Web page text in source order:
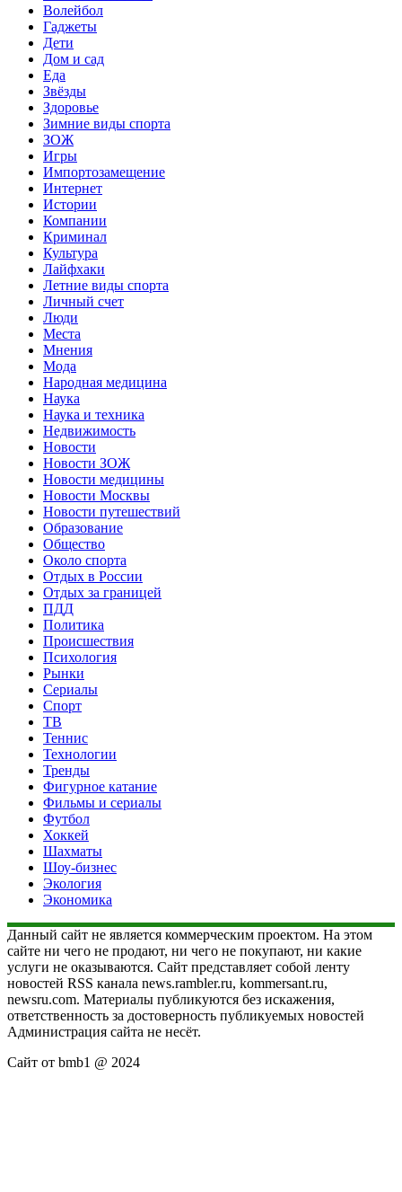
Волейбол
Гаджеты
Дети
Дом и сад
Еда
Звёзды
Здоровье
Зимние виды спорта
ЗОЖ
Игры
Импортозамещение
Интернет
Истории
Компании
Криминал
Культура
Лайфхаки
Летние виды спорта
Личный счет
Люди
Места
Мнения
Мода
Народная медицина
Наука
Наука и техника
Недвижимость
Новости
Новости ЗОЖ
Новости медицины
Новости Москвы
Новости путешествий
Образование
Общество
Около спорта
Отдых в России
Отдых за границей
ПДД
Политика
Происшествия
Психология
Рынки
Сериалы
Спорт
ТВ
Теннис
Технологии
Тренды
Фигурное катание
Фильмы и сериалы
Футбол
Хоккей
Шахматы
Шоу-бизнес
Экология
Экономика
Данный сайт не является коммерческим проектом. На этом
сайте ни чего не продают, ни чего не покупают, ни какие
услуги не оказываются. Сайт представляет собой ленту
новостей RSS канала news.rambler.ru, kommersant.ru,
newsru.com. Материалы публикуются без искажения,
ответственность за достоверность публикуемых новостей
Администрация сайта не несёт.
Сайт от bmb1 @ 2024